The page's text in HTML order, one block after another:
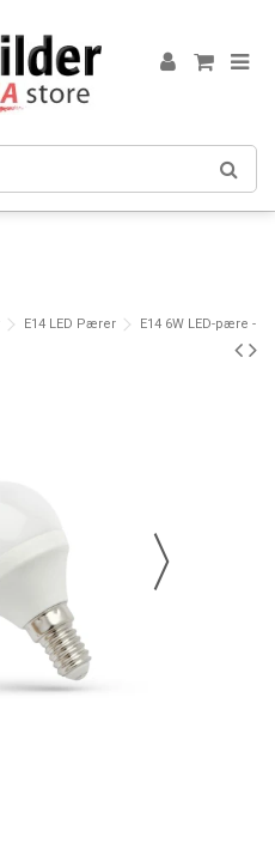
E14 LED Pærer
E14 6W LED-pære -